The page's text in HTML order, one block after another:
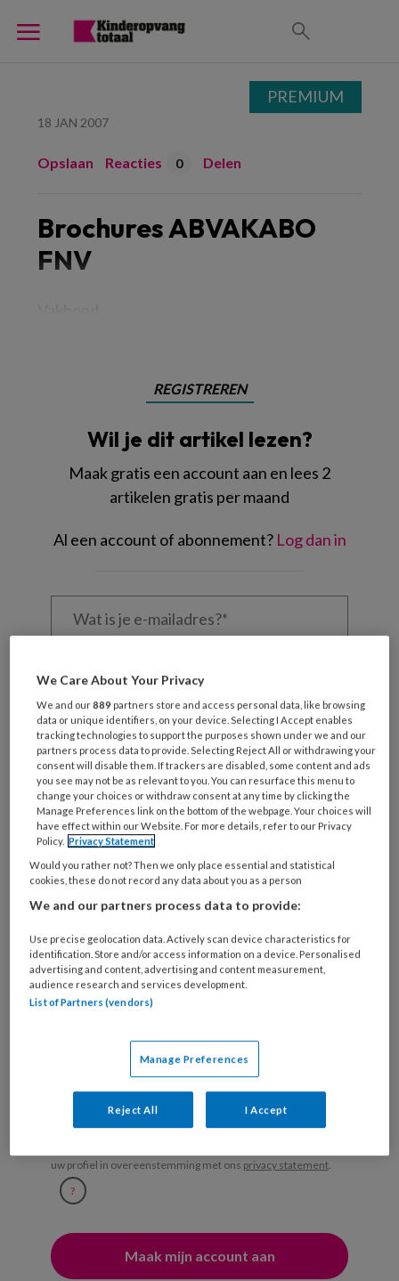
18 JAN 2007
Opslaan Reacties 0 Delen
Brochures ABVAKABO
FNV
REGISTREREN
Wil je dit artikel lezen?
Maak gratis een account aan en lees 2
artikelen gratis per maand
Al een account of abonnement? Log dan in
Wat
je
mailadres?
je
wachtwoord* *
Kies
je
functie *
Bij
welke
organisatie
werk
je?
Untitled
Ontvang 2x per week de
KinderopvangTotaal nieuwsbrief
Ontvang iedere zondag het
Management Kinderopvang
Weekoverzicht
Ja, ik geef toestemming voor e-mails
van KinderopvangTotaal en
Springer Media B.V.
?
uw profiel in overeenstemming met ons privacy statement.
?
PREMIUM
We Care About Your Privacy
We and our889 partners store and access personal data, like browsing
data or unique identifiers, on your device. Selecting I Accept enables
tracking technologies to support the purposes shown under we and our
partners process data to provide. Selecting Reject All or withdrawing your
consent will disable them. If trackers are disabled, some content and ads
you see may not be as relevant to you. You can resurface this menu to
change your choices or withdraw consent at any time by clicking the
Manage Preferences link on the bottom of the webpage. Your choices will
have effect within our Website. For more details, refer to our Privacy
Policy. Privacy Statement
Would you rather not? Then we only place essential and statistical
cookies, these do not record any data about you as a person
We and our partners process data to provide:
Use precise geolocation data. Actively scan device characteristics for
identification. Store and/or access information on a device. Personalised
advertising and content, advertising and content measurement,
audience research and services development.
List of Partners (vendors)
Manage Preferences
Reject All I Accept